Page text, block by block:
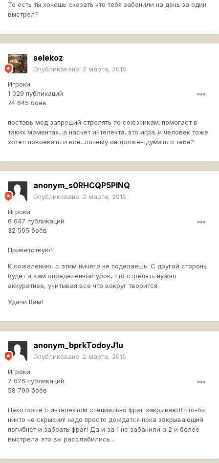
То есть ты хочешь сказать что тебя забанили на день за один
выстрел?
selekoz
Опубликовано: 2 марта, 2015
Игроки
1 029 публикаций
74 645 боёв
поставь мод запрещий стрелять по союзникам..помогает в
таких моментах...а насчет интелекта..это игра..и человек тоже
хотел повоевать и все...почему он должен думать о тебе?
anonym_s0RHCQP5PINQ
Опубликовано: 2 марта, 2015
Игроки
6 647 публикаций
32 595 боёв
Приветствую!
К сожалению, с этим ничего не поделаешь. С другой стороны
будет и вам определенный урок, что стрелять нужно
аккуратнее, учитывая все что вокруг творится.
Удачи Вам!
anonym_bprkTodoyJ1u
Опубликовано: 2 марта, 2015
Игроки
7 075 публикаций
58 790 боёв
Некоторые с интелектом специально фраг закрывают! что-бы
никто не скрысил! надо просто дождатся пока закрывающий
погибнет и забрать фраг! Да и за 1 не забанили а 2 и более
выстрела это вы расслабились...